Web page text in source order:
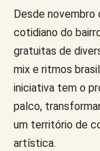
Desde novembro
cotidiano do
gratuitas de
mix e ritmos
iniciativa tem o
palco,
um território de
artística.